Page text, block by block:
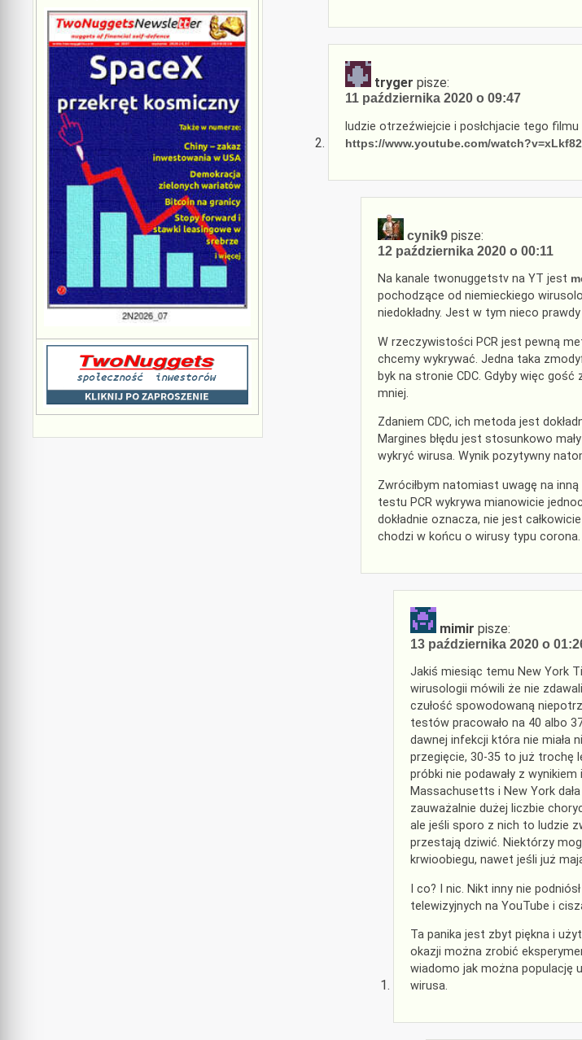
tryger pisze:
11 października 2020 o 09:47
ludzie otrzeźwiejcie i posłchjacie tego filmu
https://www.youtube.com/
cynik9 pisze:
12 października 2020 o 00:11
Na kanale twonuggetstv na YT jest
pochodzące od niemieckiego
niedokładny. Jest w tym nieco prawdy
W rzeczywistości PCR jest pewną
chcemy wykrywać. Jedna taka
byk na stronie CDC. Gdyby więc
mniej.
Zdaniem CDC, ich metoda jest
Margines błędu jest stosunkowo
wykryć wirusa. Wynik pozytywny
Zwróciłbym natomiast uwagę na
testu PCR wykrywa mianowicie
dokładnie oznacza, nie jest
chodzi w końcu o wirusy typu corona.
mimir pisze:
13 października 2020 o
Jakiś miesiąc temu New York
wirusologii mówili że nie
czułość spowodowaną
testów pracowało na 40 albo
dawnej infekcji która nie miała
przegięcie, 30-35 to już trochę
próbki nie podawały z
Massachusetts i New York
zauważalnie dużej liczbie
ale jeśli sporo z nich to ludzie
przestają dziwić. Niektórzy
krwioobiegu, nawet jeśli już
I co? I nic. Nikt inny nie
telewizyjnych na YouTube i
Ta panika jest zbyt piękna i
okazji można zrobić
wiadomo jak można populację
wirusa.